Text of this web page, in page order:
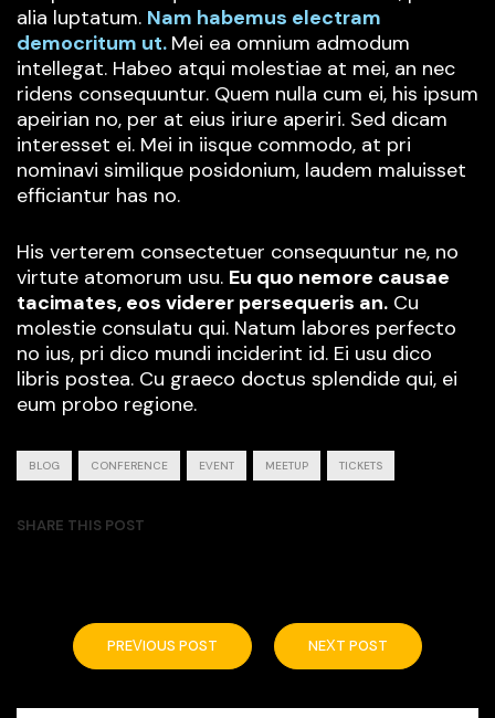
alia luptatum. Nam habemus electram
democritum ut. Mei ea omnium admodum
intellegat. Habeo atqui molestiae at mei, an nec
ridens consequuntur. Quem nulla cum ei, his ipsum
apeirian no, per at eius iriure aperiri. Sed dicam
interesset ei. Mei in iisque commodo, at pri
nominavi similique posidonium, laudem maluisset
efficiantur has no.
His verterem consectetuer consequuntur ne, no
virtute atomorum usu. Eu quo nemore causae
tacimates, eos viderer persequeris an. Cu
molestie consulatu qui. Natum labores perfecto
no ius, pri dico mundi inciderint id. Ei usu dico
libris postea. Cu graeco doctus splendide qui, ei
eum probo regione.
BLOG CONFERENCE EVENT MEETUP TICKETS
SHARE THIS POST
PREVIOUS POST NEXT POST